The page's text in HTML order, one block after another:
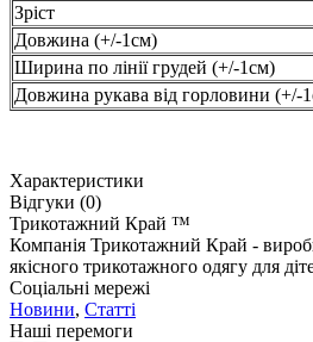
Зріст
Довжина (+/-1см)
Ширина по лінії грудей (+/-1см)
Довжина рукава від горловини (+/-
Характеристики
Відгуки (0)
Трикотажний Край ™
Компанія Трикотажний Край -
якісного трикотажного одягу для
Соціальні мережі
Новини, Статті
Наші перемоги